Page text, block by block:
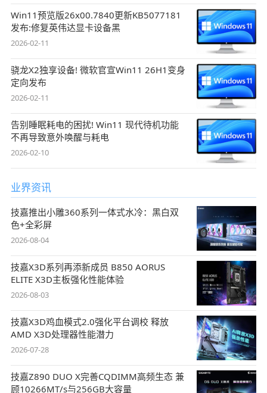
Win11预览版26x00.7840更新KB5077181
发布:修复英伟达显卡设备黑
2026-02-11
骁龙X2独享设备! 微软官宣Win11 26H1变身
定向发布
2026-02-11
告别睡眠耗电的困扰! Win11 现代待机功能
不再导致意外唤醒与耗电
2026-02-10
业界资讯
技嘉推出小雕360系列一体式水冷：黑白双
色+全彩屏
2026-08-04
技嘉X3D系列再添新成员 B850 AORUS
ELITE X3D主板强化性能体验
2026-08-03
技嘉X3D鸡血模式2.0强化平台调校 释放
AMD X3D处理器性能潜力
2026-07-28
技嘉Z890 DUO X完善CQDIMM高频生态 兼
顾10266MT/s与256GB大容量